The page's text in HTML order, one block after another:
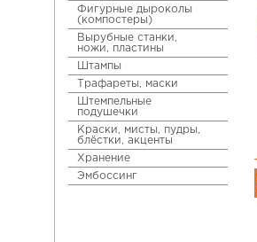
Фигурные дыроколы
(компостеры)
Вырубные станки,
ножи, пластины
Штампы
Трафареты, маски
Штемпельные
подушечки
Краски, мисты, пудры,
блёстки, акценты
Хранение
Эмбоссинг